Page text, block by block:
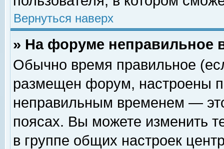
Вернуться наверх
» На форуме неправильное
Обычно время правильное
размещен форум, настроены
неправильным временем —
поясах. Вы можете изменить
в группе общих настроек